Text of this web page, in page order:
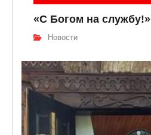
«С Богом на службу!»
Новости